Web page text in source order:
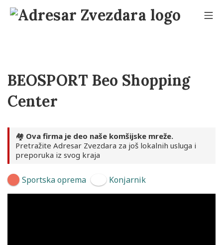
BEOSPORT Beo Shopping
Center
🏘️ Ova firma je deo naše komšijske mreže.
Pretražite Adresar Zvezdara za još lokalnih usluga i
preporuka iz svog kraja
Sportska oprema Konjarnik